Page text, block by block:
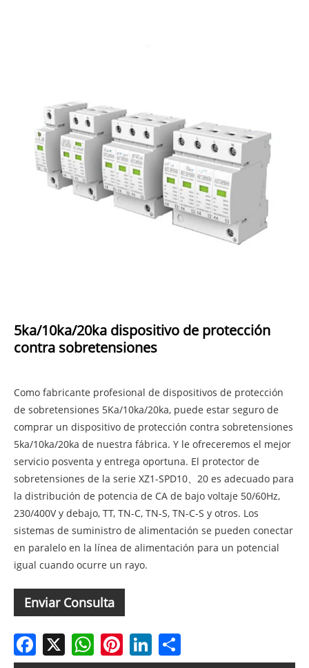
5ka/10ka/20ka dispositivo de protección
contra sobretensiones
Como fabricante profesional de dispositivos de protección
de sobretensiones 5Ka/10ka/20ka, puede estar seguro de
comprar un dispositivo de protección contra sobretensiones
5ka/10ka/20ka de nuestra fábrica. Y le ofreceremos el mejor
servicio posventa y entrega oportuna. El protector de
sobretensiones de la serie XZ1-SPD10、20 es adecuado para
la distribución de potencia de CA de bajo voltaje 50/60Hz,
230/400V y debajo, TT, TN-C, TN-S, TN-C-S y otros. Los
sistemas de suministro de alimentación se pueden conectar
en paralelo en la línea de alimentación para un potencial
igual cuando ocurre un rayo.
Enviar Consulta
Facebook WhatsAppPinterestLinkedIn